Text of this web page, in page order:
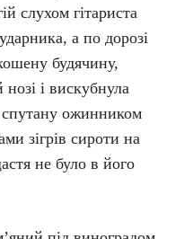
слухом гітариста
а по дорозі
будячину,
і вискубнула
спутану ожинником
зігрів сироти на
не було в його